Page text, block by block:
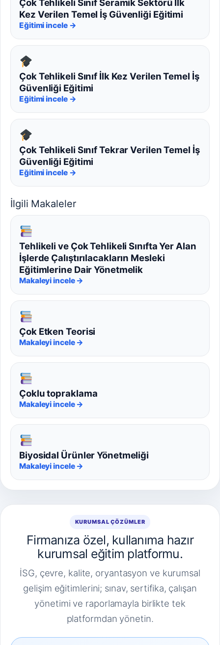
Çok Tehlikeli Sınıf Seramik Sektörü İlk
Kez Verilen Temel İş Güvenliği Eğitimi
Eğitimi incele →
Çok Tehlikeli Sınıf İlk Kez Verilen Temel İş
Güvenliği Eğitimi
Eğitimi incele →
Çok Tehlikeli Sınıf Tekrar Verilen Temel İş
Güvenliği Eğitimi
Eğitimi incele →
İlgili Makaleler
Tehlikeli ve Çok Tehlikeli Sınıfta Yer Alan
İşlerde Çalıştırılacakların Mesleki
Eğitimlerine Dair Yönetmelik
Makaleyi incele →
Çok Etken Teorisi
Makaleyi incele →
Çoklu topraklama
Makaleyi incele →
Biyosidal Ürünler Yönetmeliği
Makaleyi incele →
KURUMSAL ÇÖZÜMLER
Firmanıza özel, kullanıma hazır
kurumsal eğitim platformu.
İSG, çevre, kalite, oryantasyon ve kurumsal
gelişim eğitimlerini; sınav, sertifika, çalışan
yönetimi ve raporlamayla birlikte tek
platformdan yönetin.